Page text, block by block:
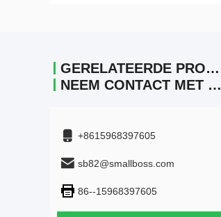
GERELATEERDE PRODUCTEN
NEEM CONTACT MET ONS OP.
+8615968397605
sb82@smallboss.com
86--15968397605